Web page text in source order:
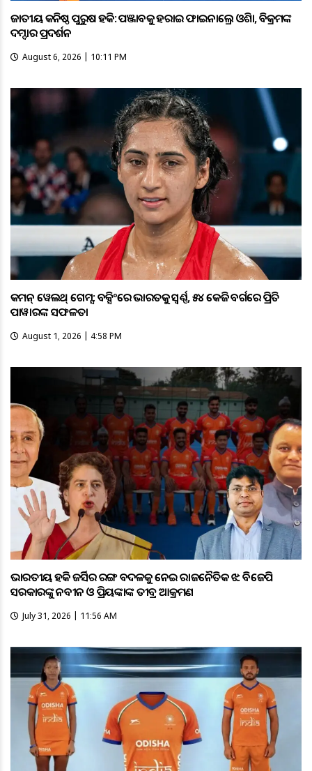
ଜାତୀୟ କନିଷ୍ଠ ପୁରୁଷ ହକି: ପଞ୍ଜାବକୁ ହରାଇ ଫାଇନାଲ୍ରେ ଓଡ଼ିଶା, ବିକ୍ରମଙ୍କ
ଦମ୍ଦାର ପ୍ରଦର୍ଶନ
August 6, 2026 | 10:11 PM
କମନ୍ ୱେଲଥ୍ ଗେମ୍ସ: ବକ୍ସିଂରେ ଭାରତକୁ ସ୍ବର୍ଣ୍ଣ, ୫୪ କେଜି ବର୍ଗରେ ପ୍ରିତି
ପାୱାରଙ୍କ ସଫଳତା
August 1, 2026 | 4:58 PM
ଭାରତୀୟ ହକି ଜର୍ସିର ରଙ୍ଗ ବଦଳକୁ ନେଇ ରାଜନୈତିକ ଝଡ଼: ବିଜେପି
ସରକାରଙ୍କୁ ନବୀନ ଓ ପ୍ରିୟଙ୍କାଙ୍କ ତୀବ୍ର ଆକ୍ରମଣ
July 31, 2026 | 11:56 AM